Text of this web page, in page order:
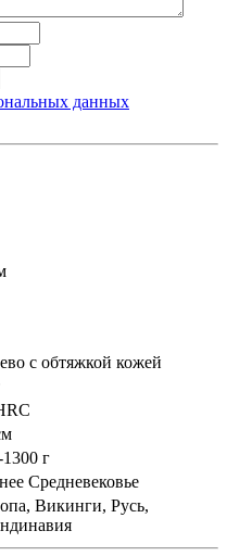
данных
с обтяжкой кожей
г
Средневековье
Викинги, Русь,